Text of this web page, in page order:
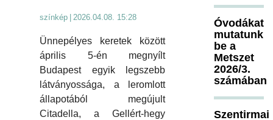
színkép 2026.04.08. 15:28
Ünnepélyes keretek között
április 5-én megnyílt
Budapest egyik legszebb
látványossága, a leromlott
állapotából megújult
Citadella, a Gellért-hegy
Óvodákat
mutatunk
be a
Metszet
2026/3.
számában
Szentirmai